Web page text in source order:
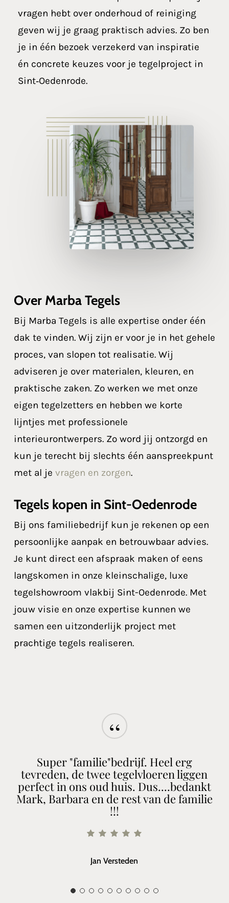
vragen hebt over onderhoud of reiniging
geven wij je graag praktisch advies. Zo ben
je in één bezoek verzekerd van inspiratie
én concrete keuzes voor je tegelproject in
Sint‑Oedenrode.
Over Marba Tegels
Bij Marba Tegels is alle expertise onder één
dak te vinden. Wij zijn er voor je in het gehele
proces, van slopen tot realisatie. Wij
adviseren je over materialen, kleuren, en
praktische zaken. Zo werken we met onze
eigen tegelzetters en hebben we korte
lijntjes met professionele
interieurontwerpers. Zo word jij ontzorgd en
kun je terecht bij slechts één aanspreekpunt
met al je vragen en zorgen.
Tegels kopen in Sint-Oedenrode
Bij ons familiebedrijf kun je rekenen op een
persoonlijke aanpak en betrouwbaar advies.
Je kunt direct een afspraak maken of eens
langskomen in onze kleinschalige, luxe
tegelshowroom vlakbij Sint-Oedenrode. Met
jouw visie en onze expertise kunnen we
samen een uitzonderlijk project met
prachtige tegels realiseren.
“
Super "familie"bedrijf. Heel erg
tevreden, de twee tegelvloeren liggen
perfect in ons oud huis. Dus....bedankt
Mark, Barbara en de rest van de familie
!!!
Jan Versteden